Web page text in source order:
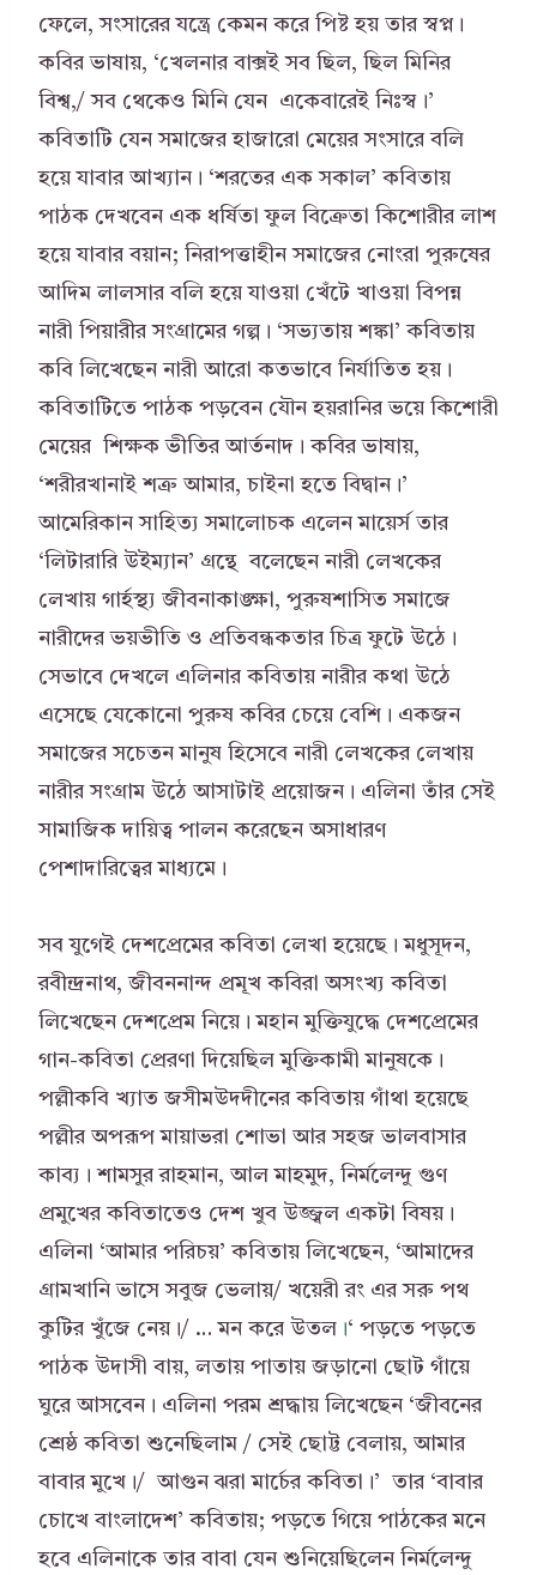
ফেলে, সংসারের যন্ত্রে কেমন করে পিষ্ট হয় তার স্বপ্ন।
কবির ভাষায়, ‘খেলনার বাক্সই সব ছিল, ছিল মিনির
বিশ্ব,/ সব থেকেও মিনি যেন একেবারেই নিঃস্ব।’
কবিতাটি যেন সমাজের হাজারো মেয়ের সংসারে বলি
হয়ে যাবার আখ্যান। ‘শরতের এক সকাল’ কবিতায়
পাঠক দেখবেন এক ধর্ষিতা ফুল বিক্রেতা কিশোরীর লাশ
হয়ে যাবার বয়ান; নিরাপত্তাহীন সমাজের নোংরা পুরুষের
আদিম লালসার বলি হয়ে যাওয়া খেঁটে খাওয়া বিপন্ন
নারী পিয়ারীর সংগ্রামের গল্প। ‘সভ্যতায় শঙ্কা’ কবিতায়
কবি লিখেছেন নারী আরো কতভাবে নির্যাতিত হয়।
কবিতাটিতে পাঠক পড়বেন যৌন হয়রানির ভয়ে কিশোরী
মেয়ের শিক্ষক ভীতির আর্তনাদ। কবির ভাষায়,
‘শরীরখানাই শত্রু আমার, চাইনা হতে বিদ্বান।’
আমেরিকান সাহিত্য সমালোচক এলেন মায়ের্স তার
‘লিটারারি উইম্যান’ গ্রন্থে বলেছেন নারী লেখকের
লেখায় গার্হস্থ্য জীবনাকাঙ্ক্ষা, পুরুষশাসিত সমাজে
নারীদের ভয়ভীতি ও প্রতিবন্ধকতার চিত্র ফুটে উঠে।
সেভাবে দেখলে এলিনার কবিতায় নারীর কথা উঠে
এসেছে যেকোনো পুরুষ কবির চেয়ে বেশি। একজন
সমাজের সচেতন মানুষ হিসেবে নারী লেখকের লেখায়
নারীর সংগ্রাম উঠে আসাটাই প্রয়োজন। এলিনা তাঁর সেই
সামাজিক দায়িত্ব পালন করেছেন অসাধারণ
পেশাদারিত্বের মাধ্যমে।
সব যুগেই দেশপ্রেমের কবিতা লেখা হয়েছে। মধুসূদন,
রবীন্দ্রনাথ, জীবননান্দ প্রমূখ কবিরা অসংখ্য কবিতা
লিখেছেন দেশপ্রেম নিয়ে। মহান মুক্তিযুদ্ধে দেশপ্রেমের
গান-কবিতা প্রেরণা দিয়েছিল মুক্তিকামী মানুষকে।
পল্লীকবি খ্যাত জসীমউদদীনের কবিতায় গাঁথা হয়েছে
পল্লীর অপরূপ মায়াভরা শোভা আর সহজ ভালবাসার
কাব্য। শামসুর রাহমান, আল মাহমুদ, নির্মলেন্দু গুণ
প্রমুখের কবিতাতেও দেশ খুব উজ্জ্বল একটা বিষয়।
এলিনা ‘আমার পরিচয়’ কবিতায় লিখেছেন, ‘আমাদের
গ্রামখানি ভাসে সবুজ ভেলায়/ খয়েরী রং এর সরু পথ
কুটির খুঁজে নেয়।/ … মন করে উতল ।‘ পড়তে পড়তে
পাঠক উদাসী বায়, লতায় পাতায় জড়ানো ছোট গাঁয়ে
ঘুরে আসবেন। এলিনা পরম শ্রদ্ধায় লিখেছেন ‘জীবনের
শ্রেষ্ঠ কবিতা শুনেছিলাম / সেই ছোট্ট বেলায়, আমার
বাবার মুখে।/ আগুন ঝরা মার্চের কবিতা।’ তার ‘বাবার
চোখে বাংলাদেশ’ কবিতায়; পড়তে গিয়ে পাঠকের মনে
হবে এলিনাকে তার বাবা যেন শুনিয়েছিলেন নির্মলেন্দু